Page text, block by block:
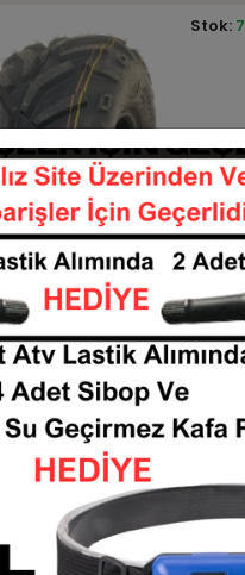
Sepete Ekle
UN735 6 Kat Atv Ön
25812-UN735
KARGO
BEDAVA
Stok: 9